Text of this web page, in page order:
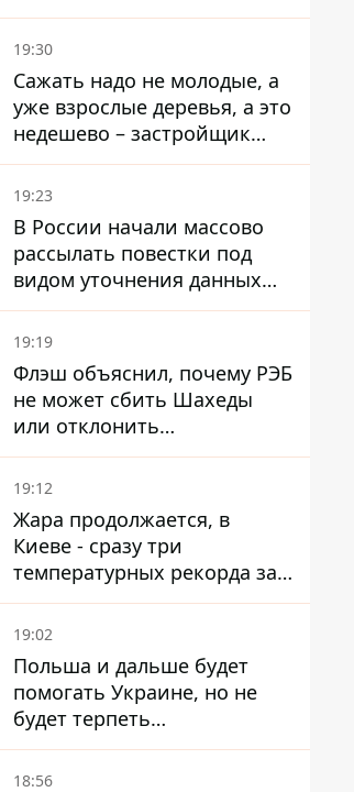
стратегического
госпредприятия - работала
заместителем Галущенко
19:30
Сажать надо не молодые, а
уже взрослые деревья, а это
недешево – застройщик
Никонов
19:23
В России начали массово
рассылать повестки под
видом уточнения данных
для набора контрактников
19:19
Флэш объяснил, почему РЭБ
не может сбить Шахеды
или отклонить
баллистические ракеты
19:12
Жара продолжается, в
Киеве - сразу три
температурных рекорда за
день
19:02
Польша и дальше будет
помогать Украине, но не
будет терпеть
"бандеровскую символику" -
Навроцкий
18:56